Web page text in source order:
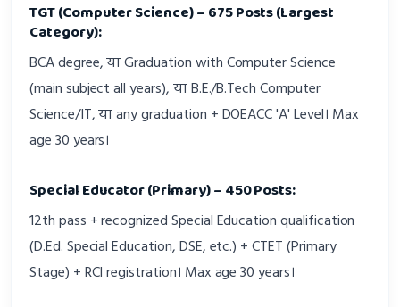
TGT (Computer Science) – 675 Posts (Largest
Category):
BCA degree, या Graduation with Computer Science
(main subject all years), या B.E./B.Tech Computer
Science/IT, या any graduation + DOEACC 'A' Level। Max
age 30 years।
Special Educator (Primary) – 450 Posts:
12th pass + recognized Special Education qualification
(D.Ed. Special Education, DSE, etc.) + CTET (Primary
Stage) + RCI registration। Max age 30 years।